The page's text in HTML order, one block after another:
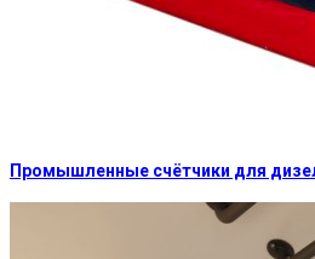
Промышленные счётчики для